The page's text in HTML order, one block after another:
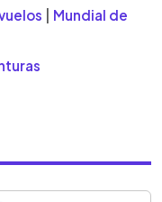
Mundial de